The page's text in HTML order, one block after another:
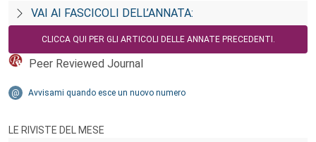
VAI AI FASCICOLI DELL’ANNATA:
CLICCA QUI PER GLI ARTICOLI DELLE ANNATE PRECEDENTI.
Peer Reviewed Journal
Avvisami quando esce un nuovo numero
LE RIVISTE DEL MESE